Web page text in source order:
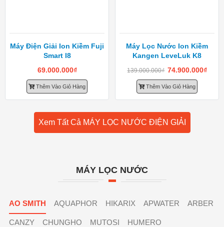
Máy Điện Giải Ion Kiềm Fuji
Smart I8
69.000.000₫
Thêm Vào Giỏ Hàng
Máy Lọc Nước Ion Kiềm
Kangen LeveLuk K8
139.000.000₫ 74.900.000₫
Thêm Vào Giỏ Hàng
Xem Tất Cả MÁY LỌC NƯỚC ĐIỆN GIẢI
MÁY LỌC NƯỚC
AO SMITH AQUAPHOR HIKARIX APWATER ARBER
CANZY CHUNGHO MUTOSI HUMERO